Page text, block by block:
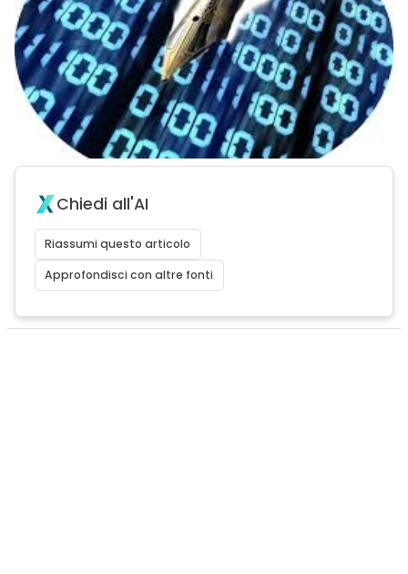
Chiedi all'AI
Riassumi questo articolo
Approfondisci con altre fonti